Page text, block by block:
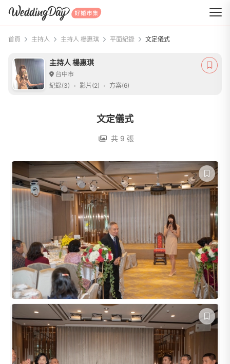
WeddingDay 好婚市集
首頁 主持人 主持人 楊惠琪 平面紀錄 文定儀式
主持人 楊惠琪
台中市
紀錄(3)
影片(2) 方案(6)
文定儀式
共 9 張